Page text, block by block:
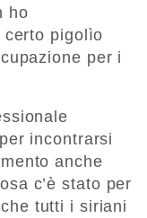
ho
certo pigolìo
per i
incontrarsi
anche
c’è stato per
tutti i siriani